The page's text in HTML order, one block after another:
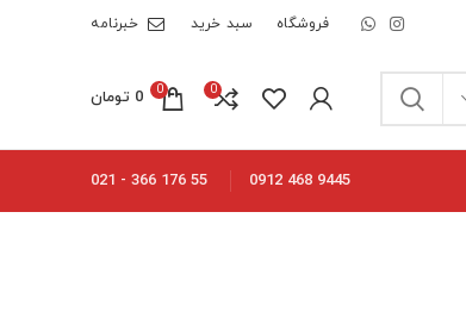
فروشگاه سبد خرید خبرنامه
0
0
0 تومان
9445 468 0912
55 176 366 - 021